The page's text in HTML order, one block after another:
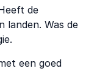
de
landen. Was de
een goed